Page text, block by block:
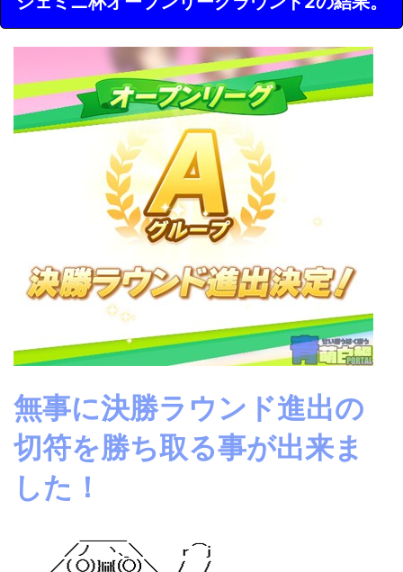
無事に決勝ラウンド進出の
切符を勝ち取る事が出来ま
した！